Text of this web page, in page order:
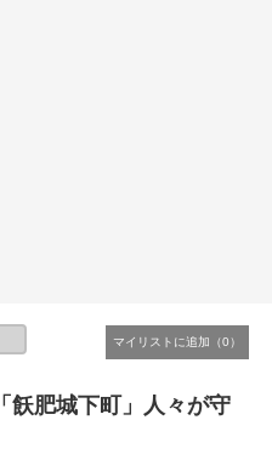
飫肥城下町」人々が守